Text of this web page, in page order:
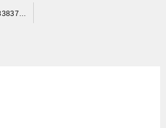
7385ba5b398d51d97b83837512c7bd71_s